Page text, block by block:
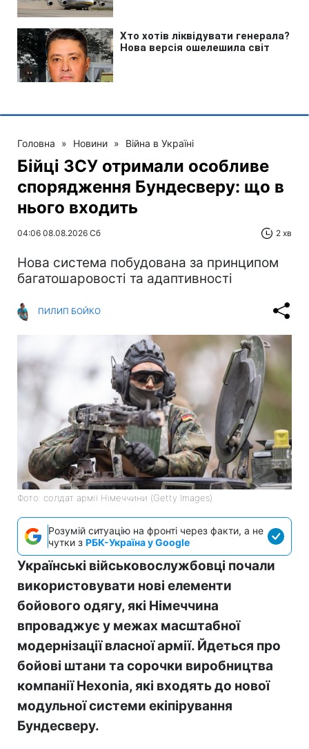
Головна » Новини » Війна в Україні
Бійці ЗСУ отримали особливе
спорядження Бундесверу: що в
нього входить
04:06 08.08.2026 Сб 2 хв
Нова система побудована за принципом
багатошаровості та адаптивності
ПИЛИП БОЙКО
Фото: солдат армії Німеччини (Getty Images)
Розумій ситуацію на фронті через факти, а не
чутки з РБК-Україна у Google
Українські військовослужбовці почали
використовувати нові елементи
бойового одягу, які Німеччина
впроваджує у межах масштабної
модернізації власної армії. Йдеться про
бойові штани та сорочки виробництва
компанії Hexonia, які входять до нової
модульної системи екіпірування
Бундесверу.